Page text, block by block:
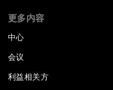
更多内容
中心
会议
利益相关方